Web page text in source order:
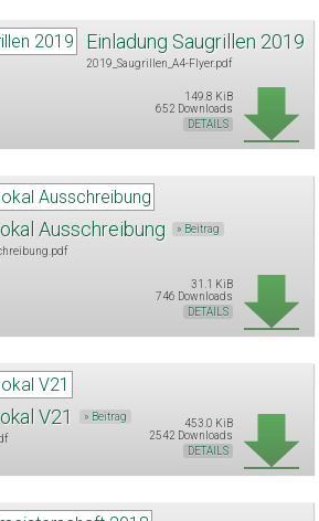
Einladung Saugrillen 2019
2019_Saugrillen_A4-Flyer.pdf
149.8 KiB
652 Downloads
DETAILS
Ausschreibung
» Beitrag
31.1 KiB
746 Downloads
DETAILS
V21
» Beitrag
453.0 KiB
2542 Downloads
DETAILS